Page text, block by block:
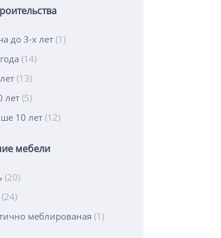
до 3-х лет (1)
(14)
(13)
лет (5)
10 лет (12)
мебели
(20)
(24)
меблированая (1)